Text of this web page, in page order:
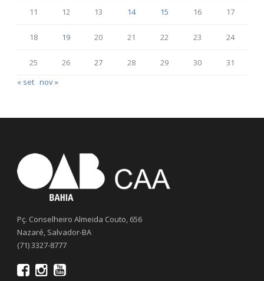
11 12 13 14 15 16 17
18 19 20 21 22 23 24
25 26 27 28 29 30
31
« set nov »
Pç. Conselheiro Almeida Couto, 656
Nazaré, Salvador-BA
(71) 3327-8777